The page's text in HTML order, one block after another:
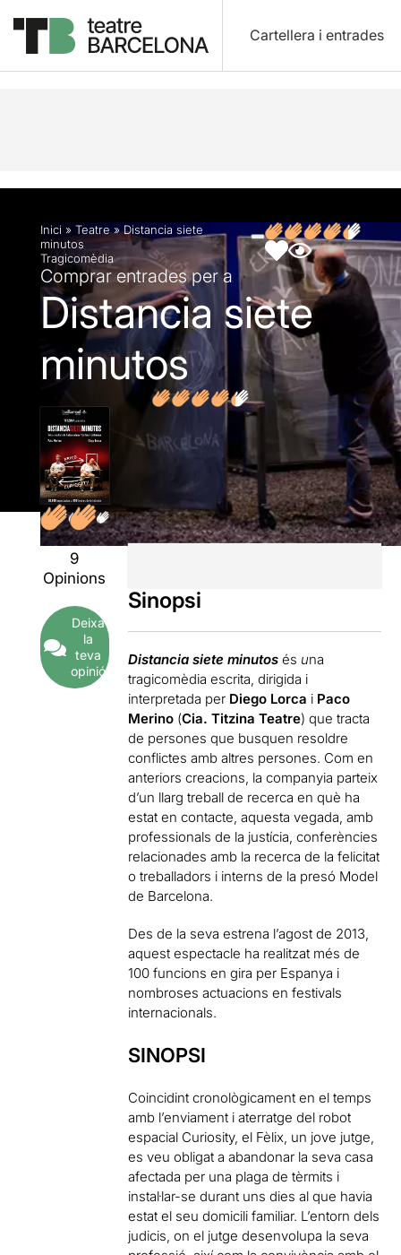
Cartellera i entrades
Descripció Fitxa artística Fotos i vídeos
Inici » Teatre»Distancia siete
minutos
Tragicomèdia
Comprar entrades per a
Distancia siete
minutos
9
Opinions
Deixa
la
teva
opinió
Sinopsi
Distancia siete minutos és una
tragicomèdia escrita, dirigida i
interpretada per Diego Lorca i Paco
Merino (Cia. Titzina Teatre) que tracta
de persones que busquen resoldre
conflictes amb altres persones. Com en
anteriors creacions, la companyia parteix
d’un llarg treball de recerca en què ha
estat en contacte, aquesta vegada, amb
professionals de la justícia, conferències
relacionades amb la recerca de la felicitat
o treballadors i interns de la presó Model
de Barcelona.
Des de la seva estrena l’agost de 2013,
aquest espectacle ha realitzat més de
100 funcions en gira per Espanya i
nombroses actuacions en festivals
internacionals.
SINOPSI
Coincidint cronològicament en el temps
amb l’enviament i aterratge del robot
espacial Curiosity, el Fèlix, un jove jutge,
es veu obligat a abandonar la seva casa
afectada per una plaga de tèrmits i
instal·lar-se durant uns dies al que havia
estat el seu domicili familiar. L’entorn dels
judicis, on el jutge desenvolupa la seva